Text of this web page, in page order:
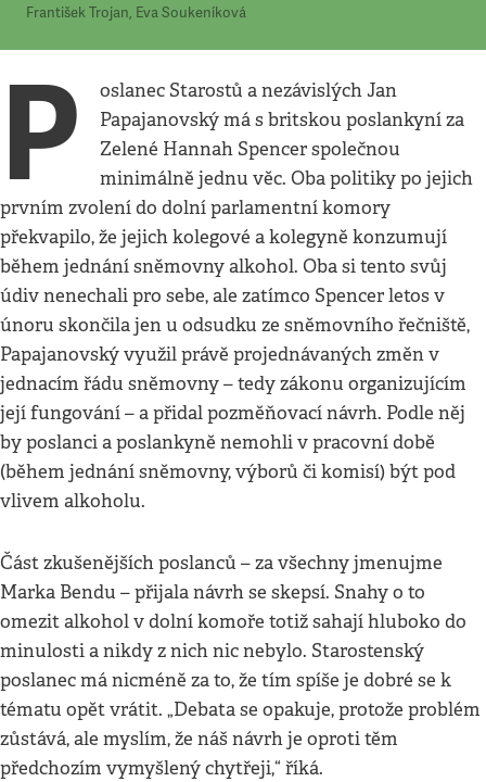
František Trojan, Eva Soukeníková
P
oslanec Starostů a nezávislých Jan
Papajanovský má s britskou poslankyní za
Zelené Hannah Spencer společnou
minimálně jednu věc. Oba politiky po jejich
prvním zvolení do dolní parlamentní komory
překvapilo, že jejich kolegové a kolegyně konzumují
během jednání sněmovny alkohol. Oba si tento svůj
údiv nenechali pro sebe, ale zatímco Spencer letos v
únoru skončila jen u odsudku ze sněmovního řečniště,
Papajanovský využil právě projednávaných změn v
jednacím řádu sněmovny – tedy zákonu organizujícím
její fungování – a přidal pozměňovací návrh. Podle něj
by poslanci a poslankyně nemohli v pracovní době
(během jednání sněmovny, výborů či komisí) být pod
vlivem alkoholu.
Část zkušenějších poslanců – za všechny jmenujme
Marka Bendu – přijala návrh se skepsí. Snahy o to
omezit alkohol v dolní komoře totiž sahají hluboko do
minulosti a nikdy z nich nic nebylo. Starostenský
poslanec má nicméně za to, že tím spíše je dobré se k
tématu opět vrátit. „Debata se opakuje, protože problém
zůstává, ale myslím, že náš návrh je oproti těm
předchozím vymyšlený chytřeji,“ říká.